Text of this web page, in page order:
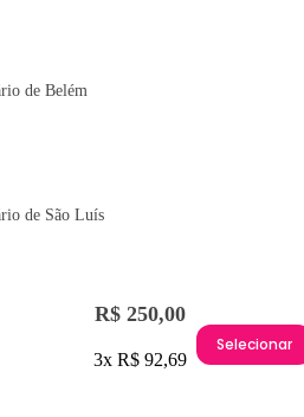
de Belém
de São Luís
R$ 250,00
3x R$ 92,69
Selecionar